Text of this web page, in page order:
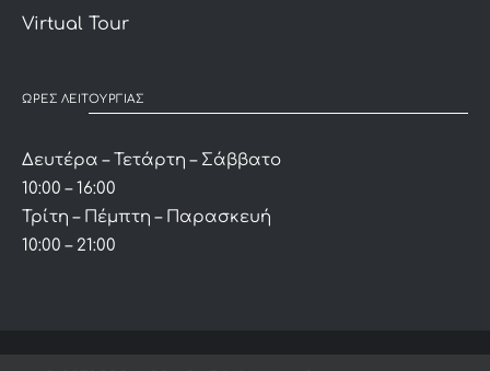
Virtual Tour
ΩΡΕΣ ΛΕΙΤΟΥΡΓΙΑΣ
Δευτέρα – Τετάρτη – Σάββατο
10:00 – 16:00
Τρίτη – Πέμπτη – Παρασκευή
10:00 – 21:00